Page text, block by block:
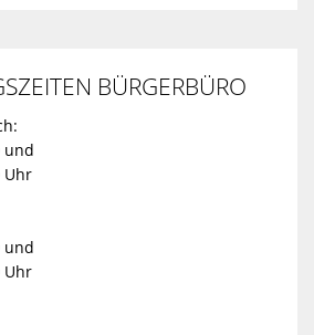
BÜRGERBÜRO
und
Uhr
und
Uhr